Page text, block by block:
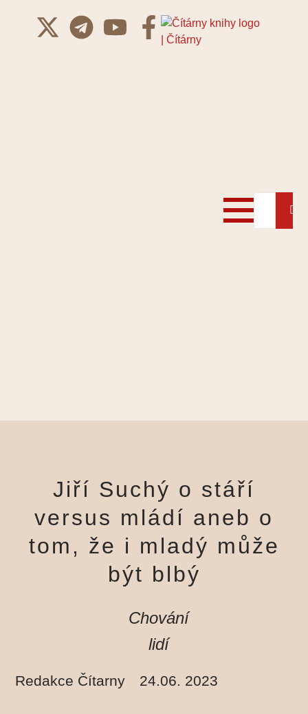
Jiří Suchý o stáří
versus mládí aneb o
tom, že i mladý může
být blbý
Chování
lidí
Redakce Čítarny 24.06. 2023